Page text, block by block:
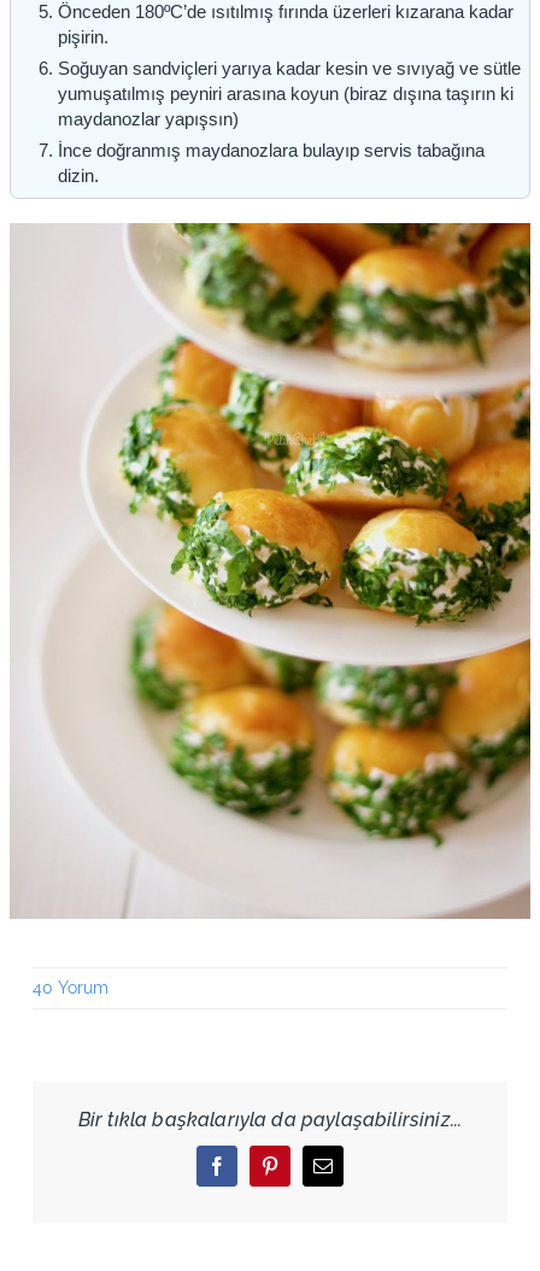
Önceden 180ºC’de ısıtılmış fırında üzerleri kızarana kadar
pişirin.
Soğuyan sandviçleri yarıya kadar kesin ve sıvıyağ ve sütle
yumuşatılmış peyniri arasına koyun (biraz dışına taşırın ki
maydanozlar yapışsın)
İnce doğranmış maydanozlara bulayıp servis tabağına
dizin.
40 Yorum
Bir tıkla başkalarıyla da paylaşabilirsiniz...
FacebookPinterestEmail